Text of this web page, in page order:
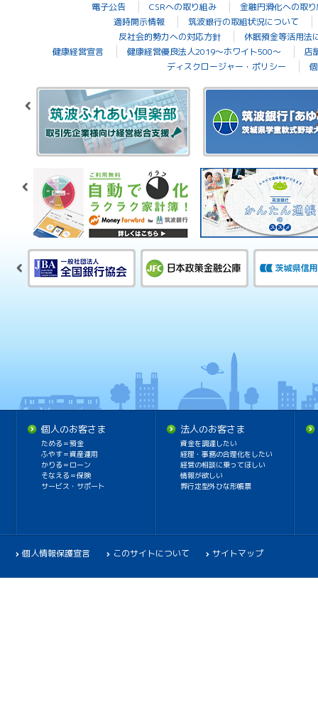
電子公告 CSRへの取り組み
金融円滑化への取
適時開示情報
筑波銀行の取組状況について
反社会的勢力への対応方針
休眠預金等活用法
健康経営宣言
健康経営優良法人2019～ホワイト500～
店
ディスクロージャー・ポリシー
個人のお客さま
ためる＝預金
ふやす＝資産運用
かりる＝ローン
そなえる＝保険
サービス・サポート
法人のお客さま
資金を調達したい
経理・事務の合理化をしたい
経営の相談に乗ってほしい
情報が欲しい
弊行定型外ひな形帳票
個人情報保護宣言 このサイトについて サイトマップ